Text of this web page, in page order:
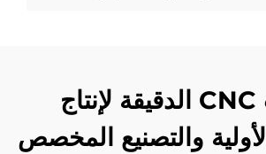
خدمات CNC الدقيقة لإنتاج
والتصنيع المخصص